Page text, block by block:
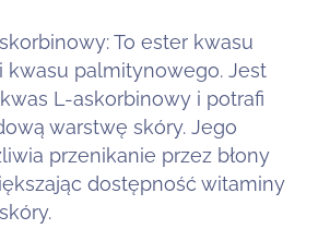
To ester kwasu
kwasu palmitynowego. Jest
L-askorbinowy i potrafi
warstwę skóry. Jego
przenikanie przez błony
dostępność witaminy